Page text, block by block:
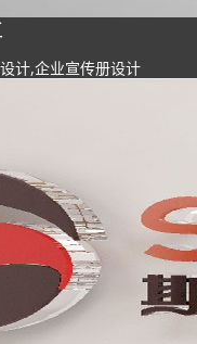
计,企业宣传册设计